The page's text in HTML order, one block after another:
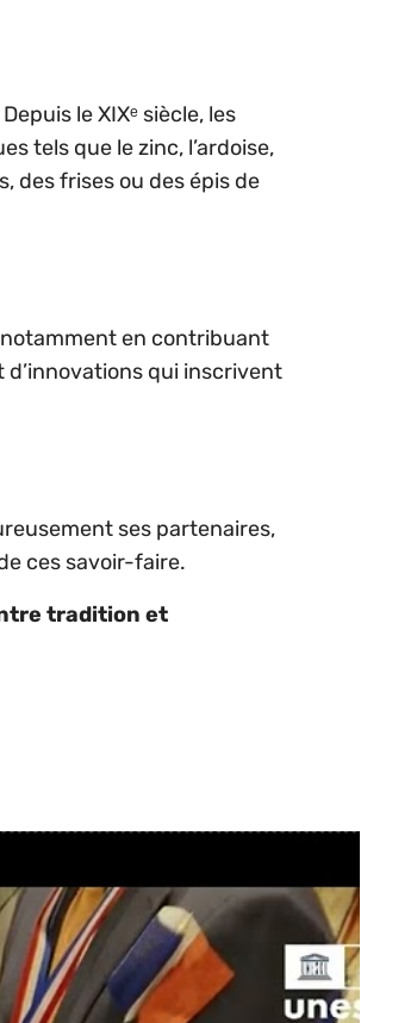
le XIXᵉ siècle, les
tels que le zinc, l’ardoise,
des frises ou des épis de
en contribuant
d’innovations qui inscrivent
ses partenaires,
ces savoir-faire.
tradition et